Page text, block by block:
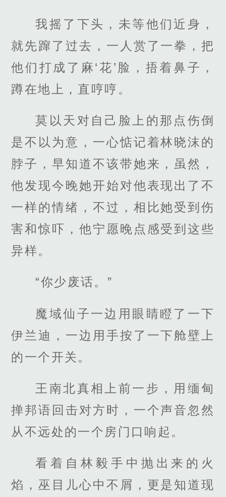
我摇了下头，未等他们近身，
就先蹿了过去，一人赏了一拳，把
他们打成了麻‘花’脸，捂着鼻子，
蹲在地上，直哼哼。
莫以天对自己脸上的那点伤倒
是不以为意，一心惦记着林晓沫的
脖子，早知道不该带她来，虽然，
他发现今晚她开始对他表现出了不
一样的情绪，不过，相比她受到伤
害和惊吓，他宁愿晚点感受到这些
异样。
“你少废话。”
魔域仙子一边用眼睛瞪了一下
伊兰迪，一边用手按了一下舱壁上
的一个开关。
王南北真相上前一步，用缅甸
掸邦语回击对方时，一个声音忽然
从不远处的一个房门口响起。
看着自林毅手中抛出来的火
焰，巫目儿心中不屑，更是知道现